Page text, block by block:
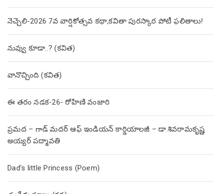
నెచ్చెలి-2026 7వ వార్షికోత్సవ కథా,కవితా పురస్కార పోటీ ఫలితాలు!
నువ్వు కూడా..? (కవిత)
వానొచ్చింది (కవిత)
ఈ తరం నడక-26- రోహిణి వంజారి
ప్రమద – గాడ్ మదర్ ఆఫ్ ఇండియన్ కార్డియాలజీ – డా.శివరామకృష్ణ
అయ్యర్ పద్మావతి
Dad’s little Princess (Poem)